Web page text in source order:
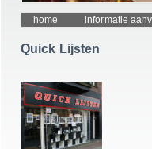
home informatie
Quick Lijsten